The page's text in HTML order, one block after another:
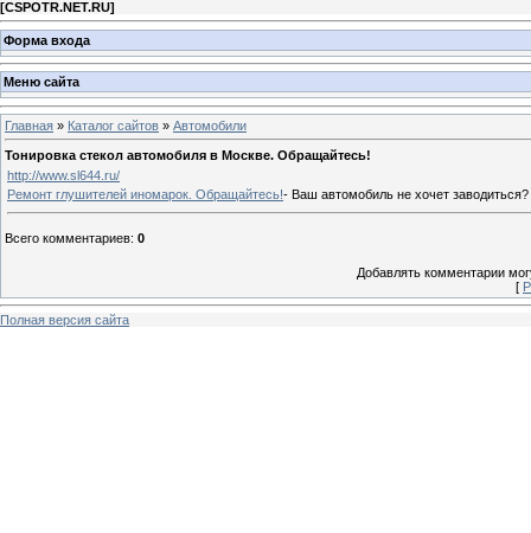
[CSPOTR.NET.RU]
Форма входа
Меню сайта
Главная » Каталог сайтов » Автомобили
Тонировка стекол автомобиля в Москве. Обращайтесь!
http://www.sl644.ru/
Ремонт глушителей иномарок. Обращайтесь!- Ваш автомобиль не хочет
Всего комментариев: 0
Добавлять комментарии
[
Полная версия сайта